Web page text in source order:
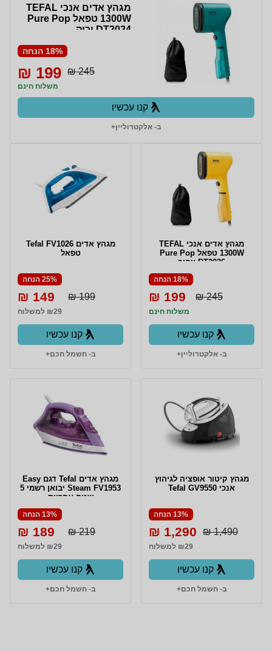
מגהץ אדים אנכי TEFAL
1300W טפאל Pure Pop
DT2024 ירוק
18% הנחה
245 ₪
199 ₪
משלוח חינם
קנו עכשיו
ב- אלקטרוליין+
מגהץ אדים אנכי TEFAL
1300W טפאל Pure Pop
DT2026 צהוב
18% הנחה
245 ₪
199 ₪
משלוח חינם
קנו עכשיו
ב- אלקטרוליין+
מגהץ ‏אדים Tefal FV1026
טפאל
25% הנחה
199 ₪
149 ₪
₪29 למשלוח
קנו עכשיו
ב- חשמל חכם+
מגהץ קיטור אופציה לגיהוץ
אנכי Tefal GV9550
13% הנחה
1,490 ₪
1,290 ₪
₪29 למשלוח
קנו עכשיו
ב- חשמל חכם+
מגהץ אדים Tefal דגם Easy
Steam FV1953 יבואן רשמי 5
שנים אחריות
13% הנחה
219 ₪
189 ₪
₪29 למשלוח
קנו עכשיו
ב- חשמל חכם+